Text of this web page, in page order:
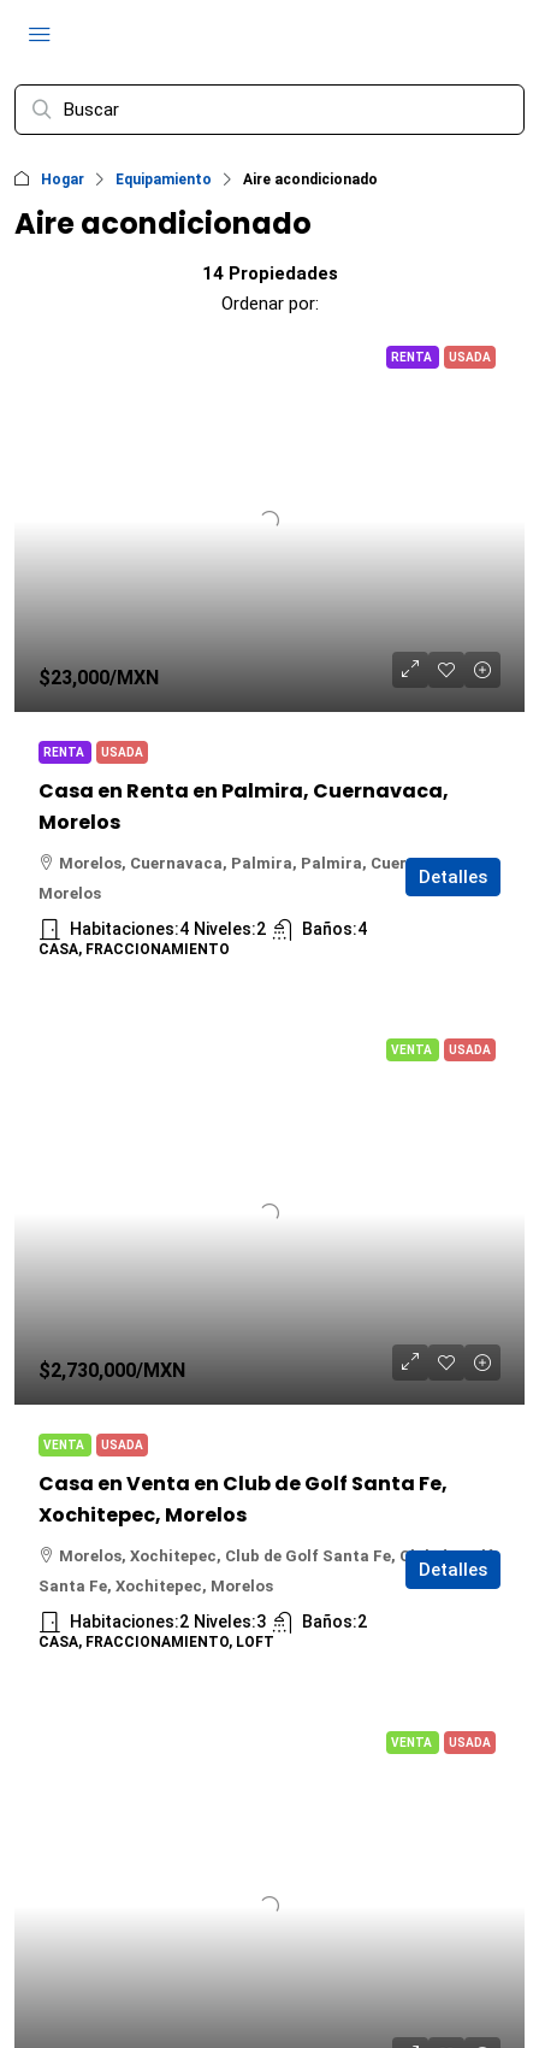
Hogar Equipamiento Aire acondicionado
Aire acondicionado
14 Propiedades
Ordenar por:
RENTA USADA
$23,000/MXN
RENTA USADA
Casa en Renta en Palmira, Cuernavaca,
Morelos
Morelos, Cuernavaca, Palmira, Palmira, Cuernavaca,
Morelos
Habitaciones:4 Niveles:2 Baños:4
CASA, FRACCIONAMIENTO
Detalles
VENTA USADA
$2,730,000/MXN
VENTA USADA
Casa en Venta en Club de Golf Santa Fe,
Xochitepec, Morelos
Morelos, Xochitepec, Club de Golf Santa Fe, Club de Golf
Santa Fe, Xochitepec, Morelos
Habitaciones:2 Niveles:3 Baños:2
CASA, FRACCIONAMIENTO, LOFT
Detalles
VENTA USADA